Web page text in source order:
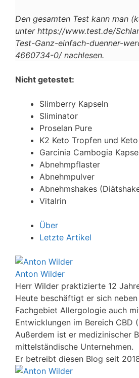
Den gesamten Test kann man
unter https://www.test.de/
Test-Ganz-einfach-duenner-
4660734-0/ nachlesen.
Nicht getestet:
Slimberry Kapseln
Sliminator
Proselan Pure
K2 Keto Tropfen und
Garcinia Cambogia
Abnehmpflaster
Abnehmpulver
Abnehmshakes
Vitalrin
Über
Letzte Artikel
Anton Wilder
Herr Wilder praktizierte 12
Heute beschäftigt er sich neben
Fachgebiet Allergologie auch
Entwicklungen im Bereich CBD
Außerdem ist er medizinischer
mittelständische Unternehmen.
Er betreibt diesen Blog seit